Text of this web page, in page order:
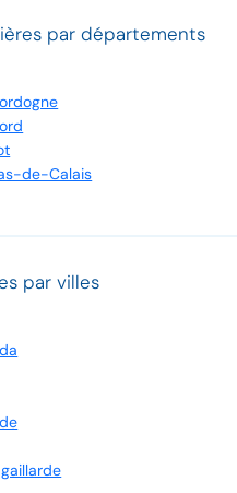
par départements
de-Calais
par villes